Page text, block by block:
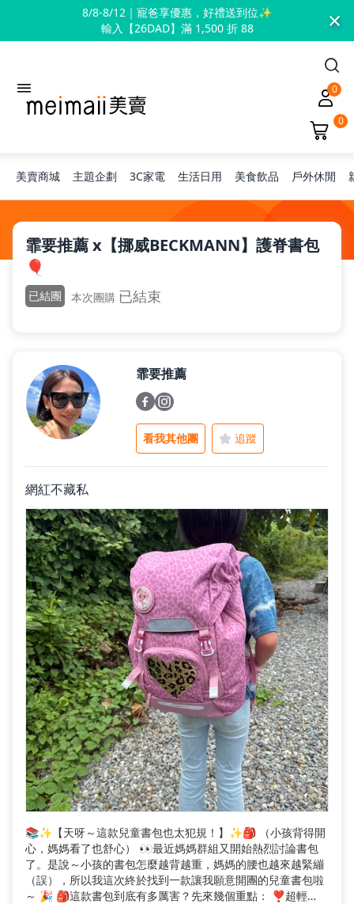
8/8-8/12｜寵爸享優惠，好禮送到位✨
輸入【26DAD】滿 1,500 折 88
×
0
0
美賣商城 主題企劃
旅行神隊友
露營凹豆咖
父親節好禮
熱銷排行
新品快遞
免運專區
3C家電 生活日用 美食飲品 戶外休閒
霏要推薦
看我其他團 追蹤
網紅不藏私
📚✨【天呀～這款兒童書包也太犯規！】✨🎒 （小孩背得開
心，媽媽看了也舒心） 👀最近媽媽群組又開始熱烈討論書包
了。是說～小孩的書包怎麼越背越重，媽媽的腰也越來越緊繃
（誤），所以我這次終於找到一款讓我願意開團的兒童書包啦
～ 🎉 🎒這款書包到底有多厲害？先來幾個重點： ❣️超輕
霏要推薦 x【挪威BECKMANN】護脊書包
🎈
已結團 本次團購 已結束